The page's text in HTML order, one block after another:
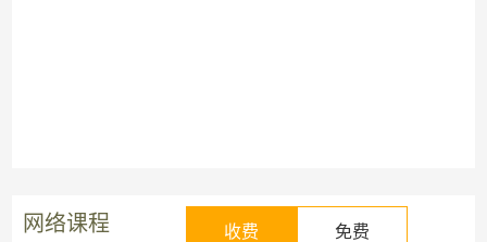
网络课程 收费 免费